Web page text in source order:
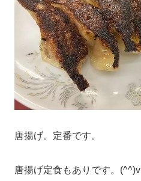
唐揚げ。定番です。
唐揚げ定食もありです。(^^)v